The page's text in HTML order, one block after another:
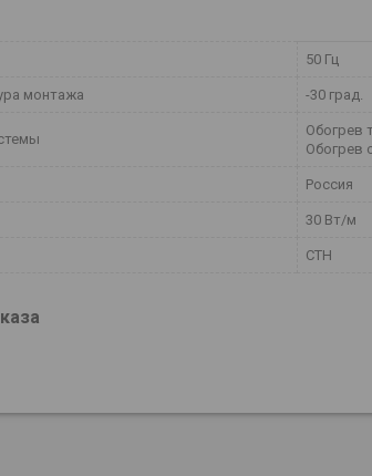
50 Гц
монтажа -30 град.
Обогрев
Обогрев
Россия
30 Вт/м
СТН